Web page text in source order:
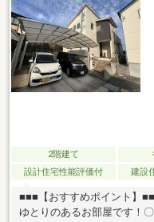
2階建て
設計住宅性能評価付
建設
■■■【おすすめポイント】
ゆとりのあるお部屋です！